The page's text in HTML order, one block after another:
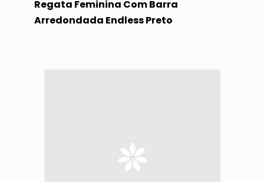
Regata Feminina Com Barra
Arredondada Endless Preto